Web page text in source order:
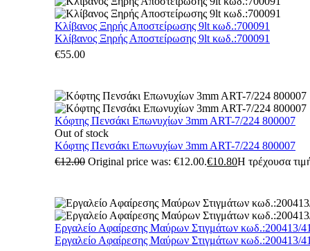
Κλίβανος Ξηρής Αποστείρωσης 9lt κωδ.:700091
Κλίβανος Ξηρής Αποστείρωσης 9lt κωδ.:700091
€55.00
Κόφτης Πενσάκι Επωνυχίων 3mm ART-7/224 800007
Out of stock
Κόφτης Πενσάκι Επωνυχίων 3mm ART-7/224 800007
€12.00 Original price was: €12.00.€10.80Η τρέχουσα
Εργαλείο Αφαίρεσης Μαύρων Στιγμάτων κωδ.:200413/
Εργαλείο Αφαίρεσης Μαύρων Στιγμάτων κωδ.:200413/